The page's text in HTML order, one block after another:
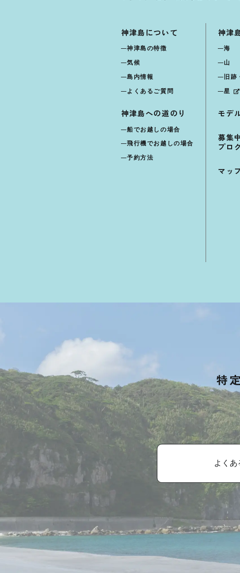
神津島について
神津島の特徴
気候
島内情報
よくあるご質問
神津島への道のり
船でお越しの場合
飛行機でお越しの場合
予約方法
神津
海
山
旧跡
星
モデ
募集
プロ
マッ
特
よくあ